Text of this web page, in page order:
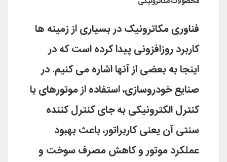
فناورى مکاترونیک در بسیارى از زمینه ها
کاربرد روزافزونى پیدا کرده است که در
اینجا به بعضى از آنها اشاره مى کنیم. در
صنایع خودروسازى، استفاده از موتورهاى با
کنترل الکترونیکى به جاى کنترل کننده
سنتى آن یعنى کاربراتور، باعث بهبود
عملکرد موتور و کاهش مصرف سوخت و